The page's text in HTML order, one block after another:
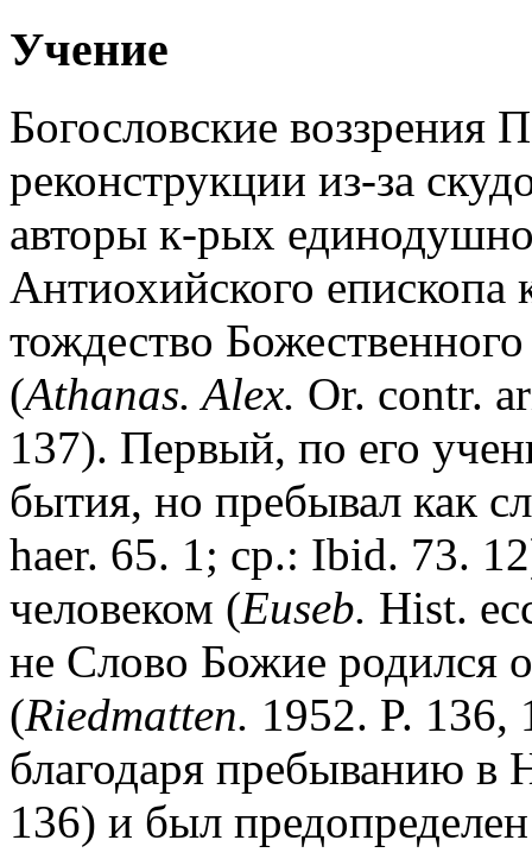
Учение
Богословские воззрения
реконструкции из-за
авторы к-рых
Антиохийского епископа
тождество
(Athanas. Alex. Or. contr.
137). Первый, по его
бытия, но пребывал как
haer. 65. 1; сp.: Ibid. 73.
человеком (Euseb. Hist.
не Слово Божие родился
(Riedmatten. 1952. P. 136,
благодаря пребыванию в
136) и был